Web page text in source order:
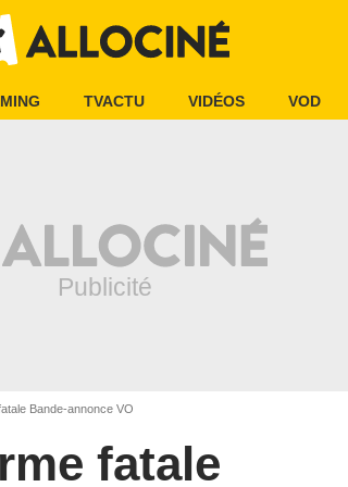
TVACTU VIDÉOS VOD
Bande-annonce VO
fatale